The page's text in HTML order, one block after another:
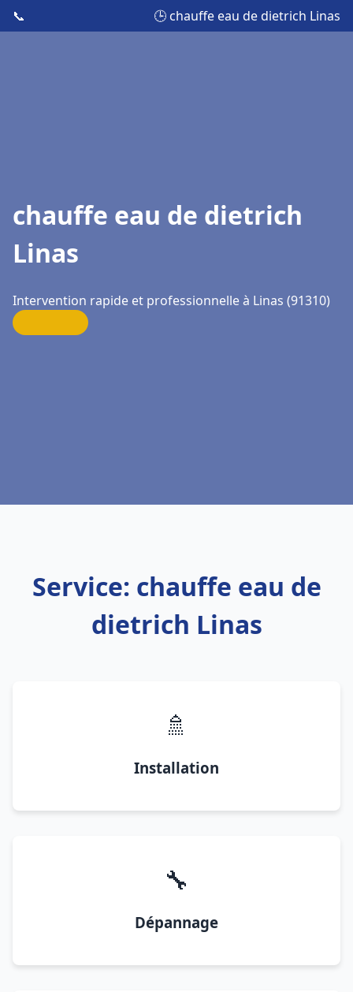
📞 🕒 chauffe eau de dietrich Linas
chauffe eau de dietrich
Linas
Intervention rapide et professionnelle à Linas (91310)
Service: chauffe eau de
dietrich Linas
🚿
Installation
🔧
Dépannage